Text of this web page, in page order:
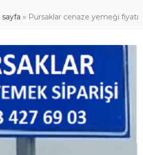
sayfa » Pursaklar cenaze yemeği fiyatı